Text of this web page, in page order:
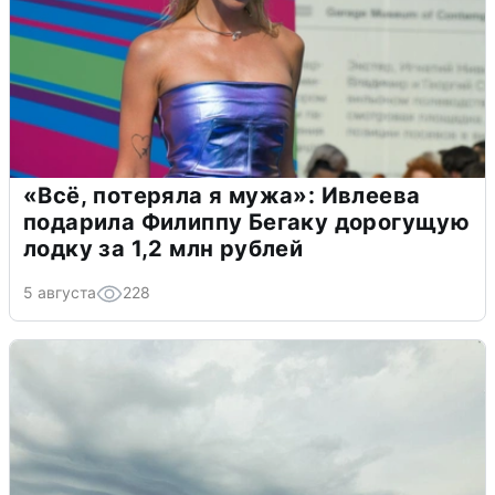
«Всё, потеряла я мужа»: Ивлеева
подарила Филиппу Бегаку дорогущую
лодку за 1,2 млн рублей
5 августа 228